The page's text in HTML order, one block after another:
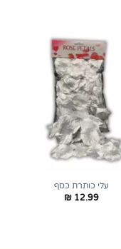
עלי כותרת כסף
₪ 12.99